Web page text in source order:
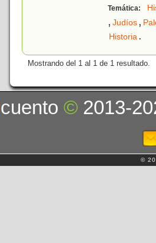
Temática:
, Judíos,
Historia.
Mostrando del 1 al 1 de 1 resultado.
cuento© 2013-
©